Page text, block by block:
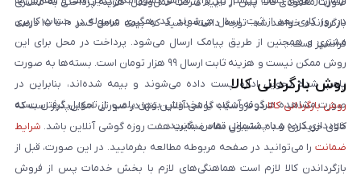
بازگردانده خواهد شد. توجه داشته باشید که بیمه شامل کسر ۱۰ تا ۱۵ درصد
فرانشیز است.
در روز کاری بعد از ثبت، ارسال می‌شوند. کد رهگیری مرسوله در حساب کاربری
مشتری و همچنین از طریق پیامک ارسال می‌شود. پرداخت در محل برای این
روش ممکن نیست و هزینه ثابت ارسال ۹۹ هزار تومان است. بسته‌ها به صورت
پلمپ شده تحویل اداره پست داده می‌شوند و بیمه شده‌اند، بنابراین در
صورت مشاهده هرگونه آسیب یا مخدوش بودن پلمپ، از تحویل گرفتن بسته
خودداری کرده و با پشتیبانی تماس بگیرید.
روش بازگردانی کالا
روش بازگردانی کالادر فروشگاه گوشی آنلاین تنها در صورتی امکان‌پذیر است که
کالای خریداری شده مشمول مفاد ضمانت هفت روزه گوشی آنلاین باشد. شرایط
ضمانت را می‌توانید در صفحه مربوطه مطالعه بفرمایید. در این صورت، قبل از
بازگرداندن کالا لازم است هماهنگی‌های لازم با بخش خدمات پس از فروش